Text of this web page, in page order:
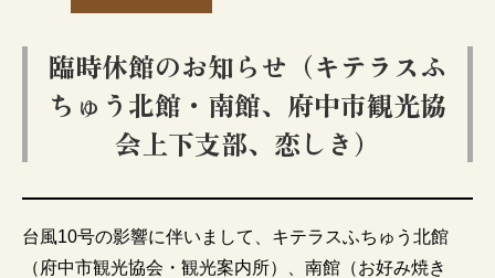
臨時休館のお知らせ（キテラスふ
ちゅう北館・南館、府中市観光協
会上下支部、恋しき）
台風10号の影響に伴いまして、キテラスふちゅう北館
（府中市観光協会・観光案内所）、南館（お好み焼き